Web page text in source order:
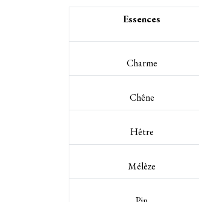
Essences
Charme
Chêne
Hêtre
Mélèze